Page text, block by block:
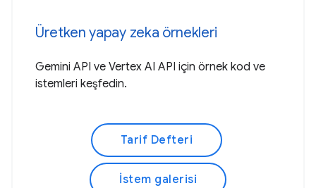
Üretken yapay zeka örnekleri
Gemini API ve Vertex AI API için örnek kod ve
istemleri keşfedin.
Tarif Defteri
İstem galerisi